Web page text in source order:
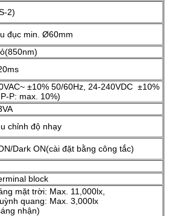
2)
đục min. Ø60mm
±10% 50/60Hz, 24-240VDC ±10%
P: max. 10%)
chỉnh độ nhạy
Dark ON(cài đặt bằng công tắc)
block
mặt trời: Max. 11,000lx,
quang: Max. 3,000lx
nhận)